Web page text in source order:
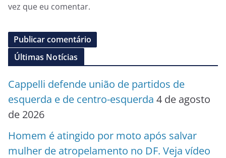
vez que eu comentar.
Últimas Notícias
Cappelli defende união de partidos de
esquerda e de centro-esquerda 4 de agosto
de 2026
Homem é atingido por moto após salvar
mulher de atropelamento no DF. Veja vídeo